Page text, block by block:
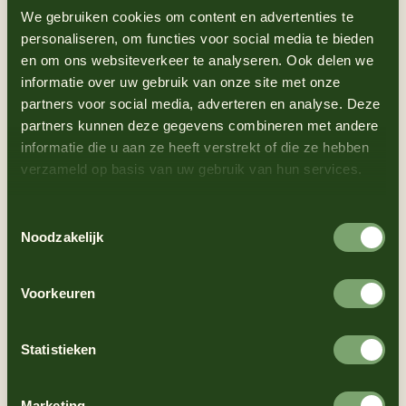
We gebruiken cookies om content en advertenties te
personaliseren, om functies voor social media te bieden
en om ons websiteverkeer te analyseren. Ook delen we
informatie over uw gebruik van onze site met onze
partners voor social media, adverteren en analyse. Deze
partners kunnen deze gegevens combineren met andere
informatie die u aan ze heeft verstrekt of die ze hebben
verzameld op basis van uw gebruik van hun services.
Noodzakelijk
Voorkeuren
Statistieken
Das Hackfleisch mit Salz und Pfeffer
mischen und zu 2 Burgern formen.
2
In die Mitte jedes Burgers eine kleine
Vertiefung drücken (so wird verhindert,
dass er sich beim Grillen ausbeult).
3
Eine Pfanne oder den Grill erhitzen und den
4
In etwas Speckfett die Zwiebelringe
sind.
einer Pfanne, 3-4 Minuten pro Seite.